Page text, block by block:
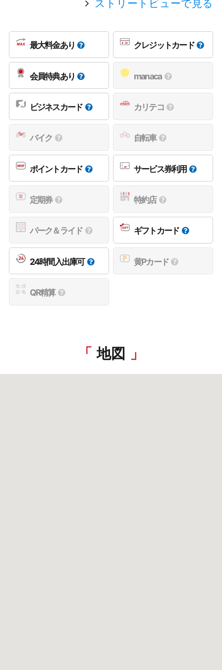
ストリートビューで見る
最大料金あり クレジットカード
会員特典あり manaca
ビジネスカード カリテコ
バイク 自転車
ポイントカード サービス券利用
定期券 特約店
パーク＆ライド ギフトカード
24時間入出庫可 黄Pカード
QR精算
地図